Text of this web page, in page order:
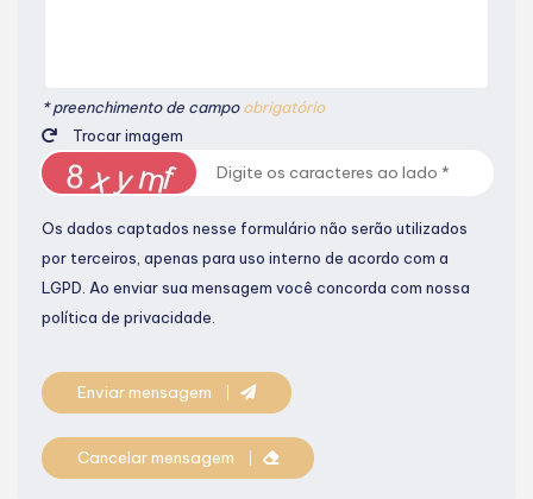
* preenchimento de campoobrigatório
Trocar imagem
Os dados captados nesse formulário não serão utilizados
por terceiros, apenas para uso interno de acordo com a
LGPD. Ao enviar sua mensagem você concorda com nossa
política de privacidade.
Enviar mensagem
Cancelar mensagem